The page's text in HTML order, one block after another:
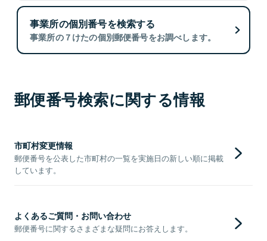
事業所の個別番号を検索する
事業所の７けたの個別郵便番号をお調べします。
郵便番号検索に関する情報
市町村変更情報
郵便番号を公表した市町村の一覧を実施日の新しい順に掲載
しています。
よくあるご質問・お問い合わせ
郵便番号に関するさまざまな疑問にお答えします。